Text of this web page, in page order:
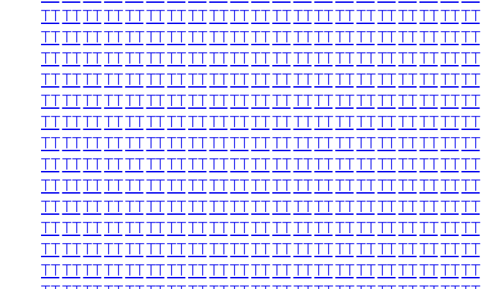
TTTTTTTTTTTTTTTTTTTTTTTTTTTTTTTTTTTTTTTTTT
TTTTTTTTTTTTTTTTTTTTTTTTTTTTTTTTTTTTTTTTTT
TTTTTTTTTTTTTTTTTTTTTTTTTTTTTTTTTTTTTTTTTT
TTTTTTTTTTTTTTTTTTTTTTTTTTTTTTTTTTTTTTTTTT
TTTTTTTTTTTTTTTTTTTTTTTTTTTTTTTTTTTTTTTTTT
TTTTTTTTTTTTTTTTTTTTTTTTTTTTTTTTTTTTTTTTTT
TTTTTTTTTTTTTTTTTTTTTTTTTTTTTTTTTTTTTTTTTT
TTTTTTTTTTTTTTTTTTTTTTTTTTTTTTTTTTTTTTTTTT
TTTTTTTTTTTTTTTTTTTTTTTTTTTTTTTTTTTTTTTTTT
TTTTTTTTTTTTTTTTTTTTTTTTTTTTTTTTTTTTTTTTTT
TTTTTTTTTTTTTTTTTTTTTTTTTTTTTTTTTTTTTTTTTT
TTTTTTTTTTTTTTTTTTTTTTTTTTTTTTTTTTTTTTTTTT
TTTTTTTTTTTTTTTTTTTTTTTTTTTTTTTTTTTTTTTTTT